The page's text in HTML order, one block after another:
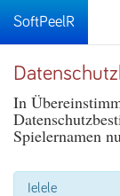
SoftPeelR
In
Spielernamen
Ielele